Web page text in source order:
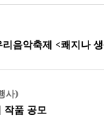
음악축제 <쾌지나
사)
작품 공모